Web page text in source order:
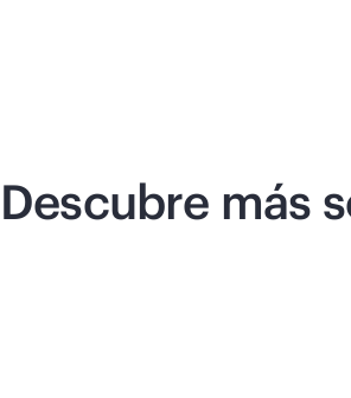
Descubre más